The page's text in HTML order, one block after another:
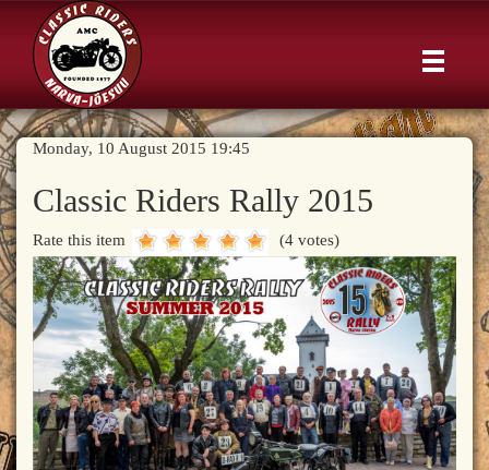
Monday, 10 August 2015 19:45
Classic Riders Rally 2015
Rate this item (4 votes)